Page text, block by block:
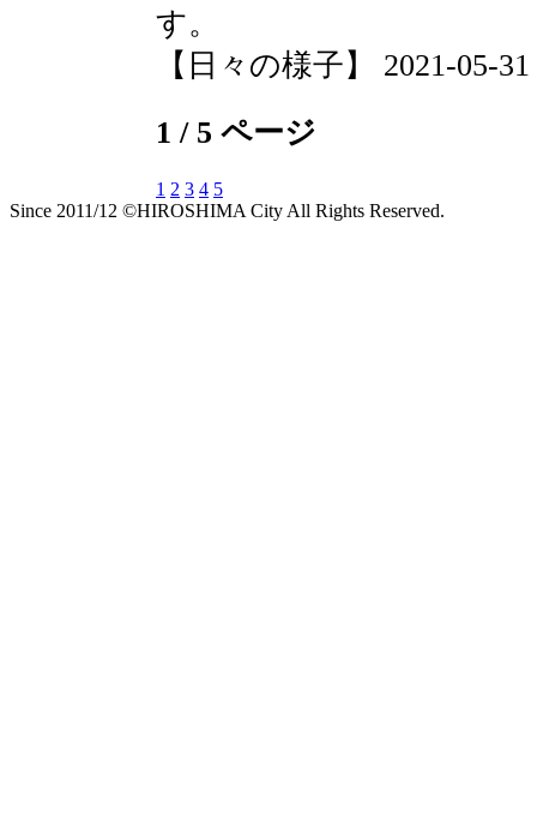
す。
【日々の様子】 2021-05-
1 / 5 ページ
1 2 3 4 5
Since 2011/12 ©HIROSHIMA City All Rights Reserved.